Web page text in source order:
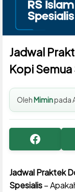
Jadwal
Kopi
Oleh Miminpada
Facebook
Jadwal Praktek
Spesialis–